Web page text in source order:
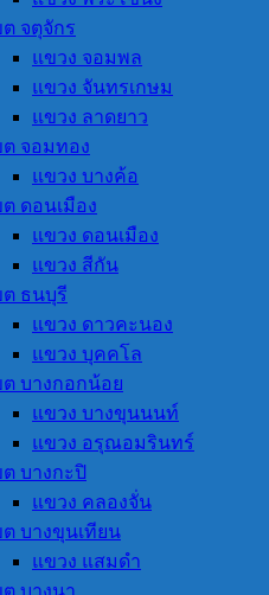
ต จตุจักร
แขวง จอมพล
แขวง จันทรเกษม
แขวง ลาดยาว
ต จอมทอง
แขวง บางค้อ
ต ดอนเมือง
แขวง ดอนเมือง
แขวง สีกัน
ต ธนบุรี
แขวง ดาวคะนอง
แขวง บุคคโล
ต บางกอกน้อย
แขวง บางขุนนนท์
แขวง อรุณอมรินทร์
ต บางกะปิ
แขวง คลองจั่น
ต บางขุนเทียน
แขวง แสมดำ
ต บางนา